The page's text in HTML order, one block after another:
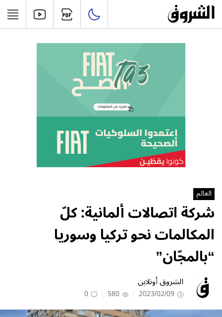
العالم
شركة اتصالات ألمانية: كلّ
المكالمات نحو تركيا وسوريا
“بالمجّان”
الشروق أونلاين
2023/02/09
580
0